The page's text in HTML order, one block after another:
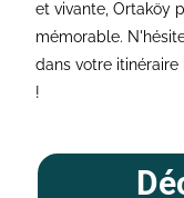
et vivante, Ortaköy
mémorable.
dans votre
!